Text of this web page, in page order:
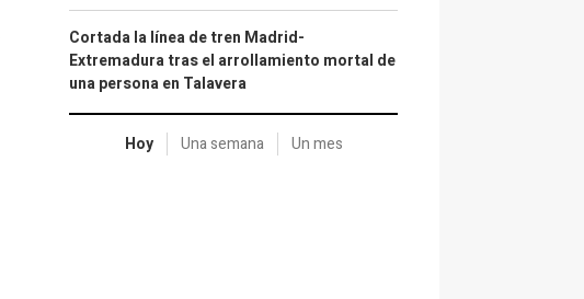
Cortada la línea de tren Madrid-
Extremadura tras el arrollamiento mortal de
una persona en Talavera
Hoy Una semana Un mes